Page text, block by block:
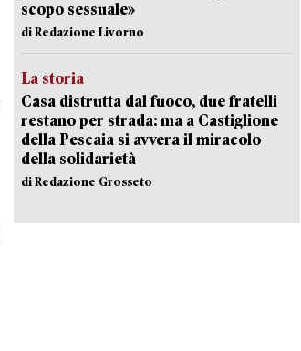
scopo sessuale»
di Redazione Livorno
La storia
Casa distrutta dal fuoco, due fratelli
restano per strada: ma a Castiglione
della Pescaia si avvera il miracolo
della solidarietà
di Redazione Grosseto